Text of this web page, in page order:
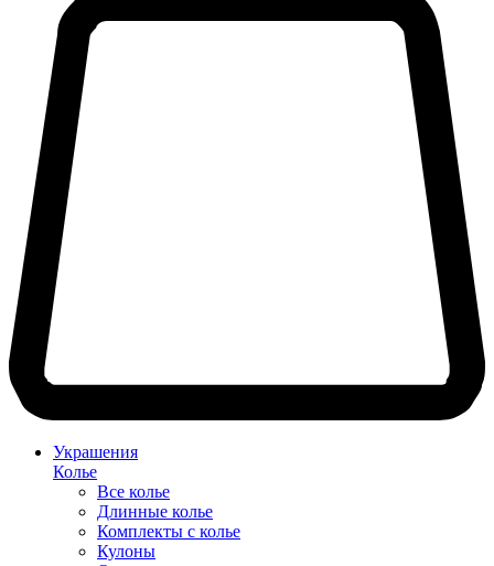
Украшения
Колье
Все колье
Длинные колье
Комплекты с колье
Кулоны